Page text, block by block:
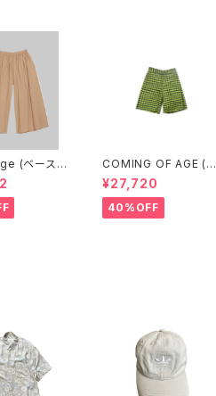
(ベースレ
PANTS
BROWN)
COMING OF AGE (カ
ミングオブエイジ) FLA
RED SHORTS（GING
HAM LIME/BLACK）
¥27,720
40%OFF